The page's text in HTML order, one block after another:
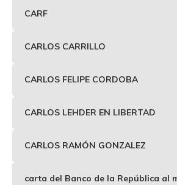
CARF
CARLOS CARRILLO
CARLOS FELIPE CORDOBA
CARLOS LEHDER EN LIBERTAD
CARLOS RAMÓN GONZALEZ
carta del Banco de la República al